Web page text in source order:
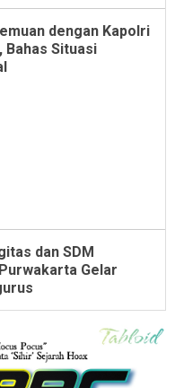
dengan Kapolri
Bahas Situasi
dan SDM
Gelar